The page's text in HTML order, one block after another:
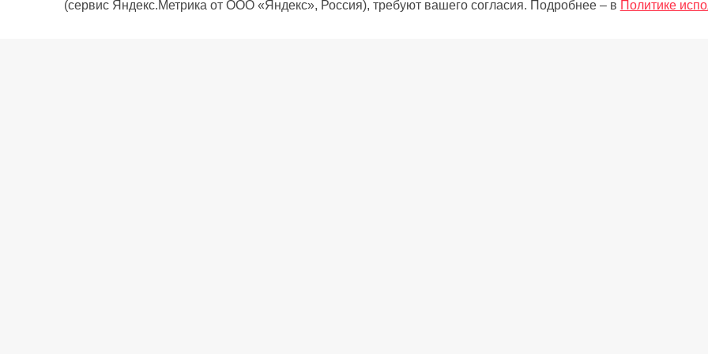
(сервис Яндекс.Метрика от ООО «Яндекс», Россия), требуют вашего согласия. Подробнее – в Политике